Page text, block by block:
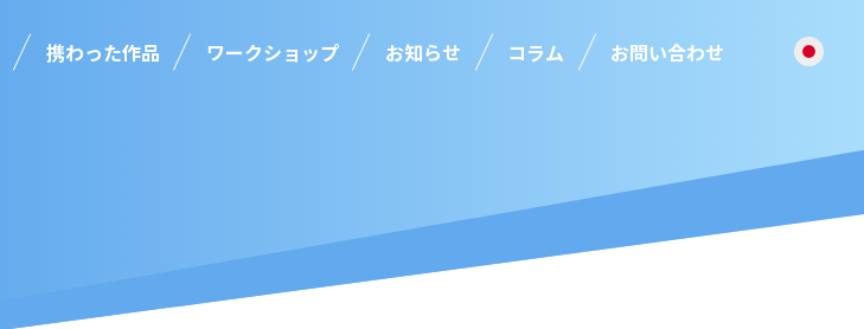
携わった作品 ワークショップ お知らせ コラム お問い合わせ